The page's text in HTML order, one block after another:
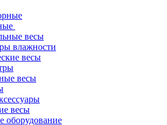
весы
влажности
весы
весы
весы